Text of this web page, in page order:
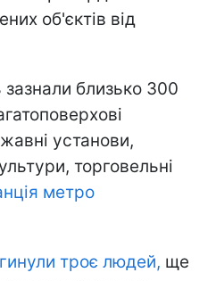
об'єктів від
близько 300
установи,
торговельні
метро
троє людей, ще